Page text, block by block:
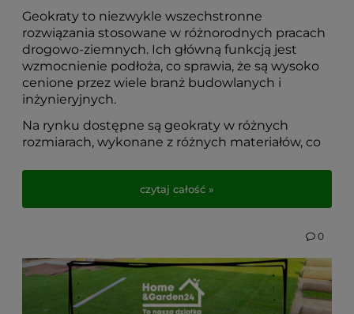
Geokraty to niezwykle wszechstronne
rozwiązania stosowane w różnorodnych pracach
drogowo-ziemnych. Ich główną funkcją jest
wzmocnienie podłoża, co sprawia, że są wysoko
cenione przez wiele branż budowlanych i
inżynieryjnych.
Na rynku dostępne są geokraty w różnych
rozmiarach, wykonane z różnych materiałów, co
specyficznych potrzeb każdego projektu. Wybór
odpowiedniego produktu do konkretnych prac
ziemnych jest kluczowy, dlatego warto
najlepiej sprawdzą się w danym zastosowaniu.
Wybierając geokratę, należy kierować się nie
tylko materiałem, z jakiego jest wykonana, ale
również jej przeznaczeniem i specyfiką prac, do
czytaj całość »
0